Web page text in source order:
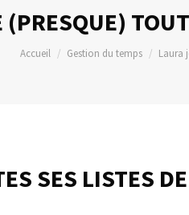
Vous êtes ici :
Accueil Gestion du temps Laura
SES LISTES